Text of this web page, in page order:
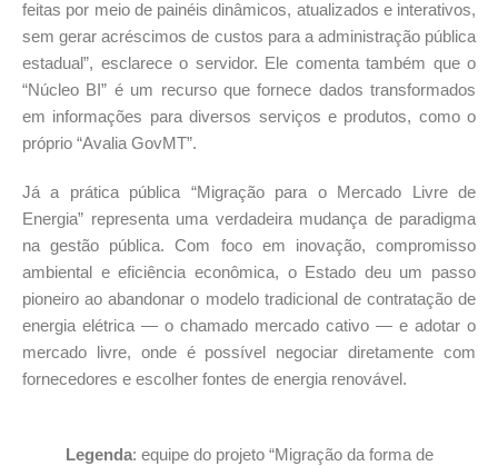
feitas por meio de painéis dinâmicos, atualizados e interativos,
sem gerar acréscimos de custos para a administração pública
estadual”, esclarece o servidor. Ele comenta também que o
“Núcleo BI” é um recurso que fornece dados transformados
em informações para diversos serviços e produtos, como o
próprio “Avalia GovMT”.
Já a prática pública “Migração para o Mercado Livre de
Energia” representa uma verdadeira mudança de paradigma
na gestão pública. Com foco em inovação, compromisso
ambiental e eficiência econômica, o Estado deu um passo
pioneiro ao abandonar o modelo tradicional de contratação de
energia elétrica — o chamado mercado cativo — e adotar o
mercado livre, onde é possível negociar diretamente com
fornecedores e escolher fontes de energia renovável.
Legenda: equipe do projeto “Migração da forma de